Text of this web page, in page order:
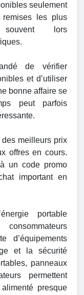
seulement
remises les plus
souvent lors
de vérifier
et d’utiliser
bonne affaire se
peut parfois
des meilleurs prix
offres en cours.
un code promo
important en
portable
d’équipements
et la sécurité
panneaux
permettent
presque